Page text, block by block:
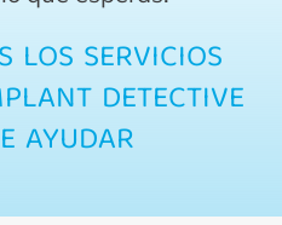
LOS SERVICIOS
DETECTIVE
AYUDAR